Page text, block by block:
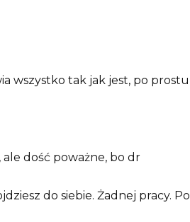
wszystko tak jak jest, po prostu
ale dość poważne, bo dr
do siebie. Żadnej pracy. Po